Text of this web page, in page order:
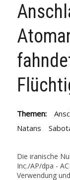
Themen:
Natans
Die iranische
Inc./AP/dpa -
Verwendung